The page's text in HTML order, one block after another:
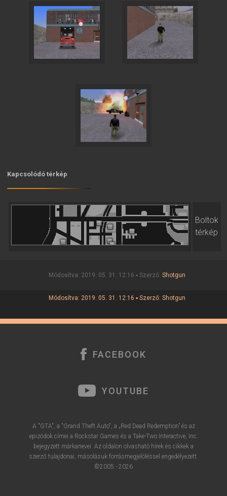
Kapcsolódó térkép
Boltok
térkép
Módosítva: 2019. 05. 31. 12:16 ▪ Szerző: Shotgun
Módosítva: 2019. 05. 31. 12:16 ▪ Szerző: Shotgun
FACEBOOK
YOUTUBE
A "GTA", a "Grand Theft Auto", a „Red Dead Redemption” és az
epizódok címei a Rockstar Games és a Take-Two Interactive, Inc.
bejegyzett márkanevei. Az oldalon olvasható hírek és cikkek a
szerző tulajdonai, másolásuk forrásmegjelöléssel engedélyezett.
©2005 - 2026